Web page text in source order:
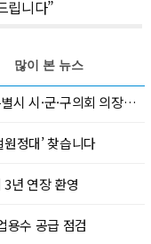
립니다”
의회 의장협의회 부회장 선출
정대’ 찾습니다
년 연장 환영
용수 공급 점검
많이 본 뉴스